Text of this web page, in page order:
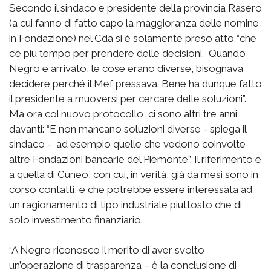
Secondo il sindaco e presidente della provincia Rasero
(a cui fanno di fatto capo la maggioranza delle nomine
in Fondazione) nel Cda si è solamente preso atto “che
c’è più tempo per prendere delle decisioni. Quando
Negro è arrivato, le cose erano diverse, bisognava
decidere perché il Mef pressava. Bene ha dunque fatto
il presidente a muoversi per cercare delle soluzioni”.
Ma ora col nuovo protocollo, ci sono altri tre anni
davanti: “E non mancano soluzioni diverse - spiega il
sindaco - ad esempio quelle che vedono coinvolte
altre Fondazioni bancarie del Piemonte”. Il riferimento è
a quella di Cuneo, con cui, in verità, già da mesi sono in
corso contatti, e che potrebbe essere interessata ad
un ragionamento di tipo industriale piuttosto che di
solo investimento finanziario.
“A Negro riconosco il merito di aver svolto
un’operazione di trasparenza – è la conclusione di